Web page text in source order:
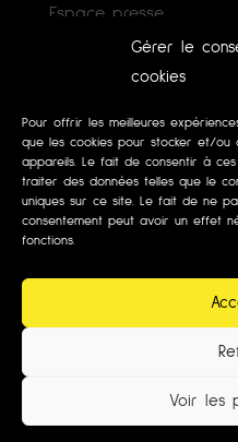
Gérer le
cookies
Pour offrir les meilleures
que les cookies pour stocker et/ou
appareils. Le fait de consentir à
traiter des données telles que le
uniques sur ce site. Le fait de ne
consentement peut avoir un effet
fonctions.
Voir les
Espace presse
Faire un don
Mentions légales